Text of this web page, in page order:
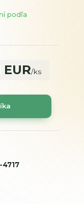
podľa
EUR/ks
4717